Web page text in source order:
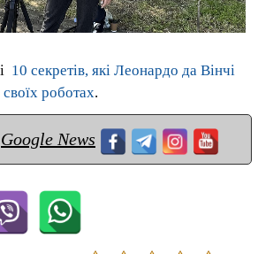
10 секретів, які Леонардо да Вінчі
роботах.
Google News